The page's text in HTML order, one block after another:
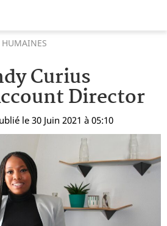
HUMAINES
Curius
Director
le 30 Juin 2021 à 05:10